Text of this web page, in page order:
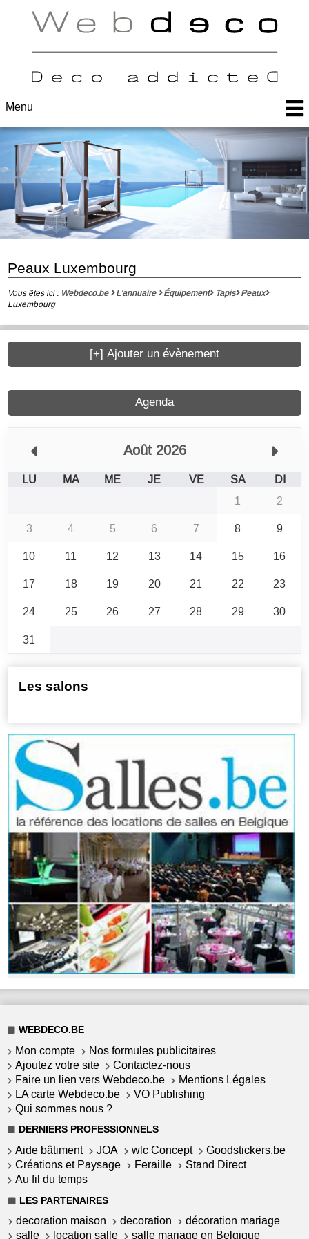
Menu
Peaux Luxembourg
Vous êtes ici : Webdeco.be L'annuaire Équipement Tapis Peaux
Luxembourg
Agenda
Août 2026
LU MA ME JE VE SA
DI
1
2
3
4 5 6 7 8
9
10
11 12 13 14 15
16
17
18 19 20 21 22
23
24
25 26 27 28 29
30
31
[+] Ajouter un évènement
Les salons
WEBDECO.BE
Mon compte
Nos formules publicitaires
Ajoutez votre site
Contactez-nous
Faire un lien vers Webdeco.be
Mentions Légales
LA carte Webdeco.be
VO Publishing
Qui sommes nous ?
DERNIERS PROFESSIONNELS
Aide bâtiment JOA wlc Concept
Goodstickers.be
Créations et Paysage
Feraille
Stand Direct
Au fil du temps
LES PARTENAIRES
decoration maison decoration
décoration mariage
salle
location salle salle mariage en Belgique